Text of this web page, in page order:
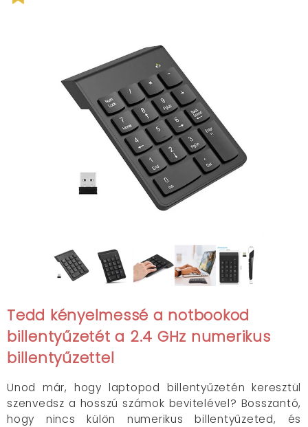
Tedd kényelmessé a notbookod
billentyűzetét a 2.4 GHz numerikus
billentyűzettel
Unod már, hogy laptopod billentyűzetén keresztül
szenvedsz a hosszú számok bevitelével? Bosszantó,
hogy nincs külön numerikus billentyűzeted, és